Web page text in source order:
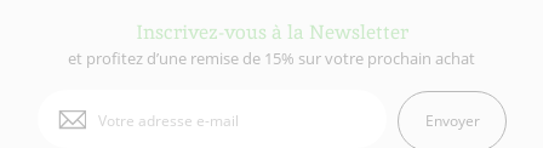
Inscrivez-vous à la Newsletter
et profitez d’une remise de 15% sur votre prochain achat
Envoyer